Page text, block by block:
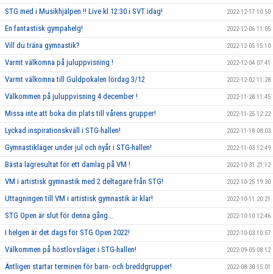
STG med i Musikhjälpen !! Live kl 12:30 i SVT idag! 2022-12-17 10:50
En fantastisk gympahelg! 2022-12-06 11:05
Vill du träna gymnastik? 2022-12-05 15:10
Varmt välkomna på juluppvisning ! 2022-12-04 07:41
Varmt välkomna till Guldpokalen lördag 3/12 2022-12-02 11:28
Välkommen på juluppvisning 4 december ! 2022-11-28 11:45
Missa inte att boka din plats till vårens grupper! 2022-11-25 12:22
Lyckad inspirationskväll i STG-hallen! 2022-11-18 08:03
Gymnastikläger under jul och nyår i STG-hallen! 2022-11-03 12:49
Bästa lagresultat för ett damlag på VM ! 2022-10-31 21:12
VM i artistisk gymnastik med 2 deltagare från STG! 2022-10-25 19:30
Uttagningen till VM i artistisk gymnastik är klar! 2022-10-11 20:21
STG Open är slut för denna gång... 2022-10-10 12:46
I helgen är det dags för STG Open 2022! 2022-10-03 10:57
Välkommen på höstlovsläger i STG-hallen! 2022-09-05 08:12
Äntligen startar terminen för barn- och breddgrupper! 2022-08-30 15:01